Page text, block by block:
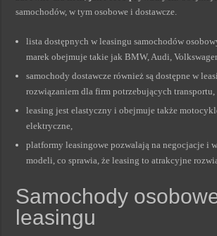
samochodów, w tym osobowe i dostawcze.
lista dostępnych w leasingu samochodów
marek obejmuje takie jak BMW, Audi,
samochody dostawcze również są dostępne w
rozwiązaniem dla firm potrzebujących transportu,
leasing jest elastyczny i obejmuje także
elektryczne,
platformy leasingowe pozwalają na negocjacje i
modeli, co sprawia, że leasing to atrakcyjne
Samochody
leasingu